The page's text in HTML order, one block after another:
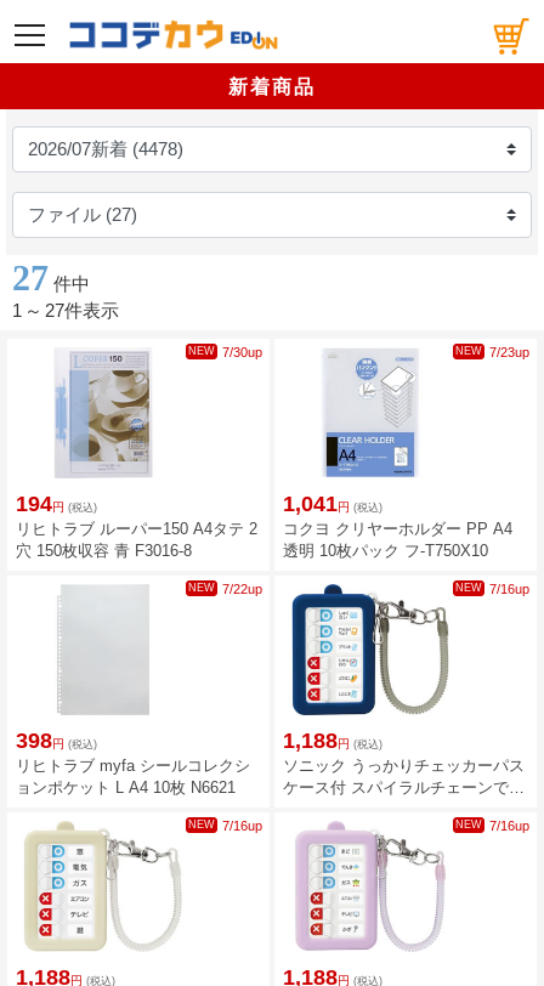
メニュー
新着商品
27 件中
1 ～ 27件表示
NEW 7/30up
194円 (税込)
リヒトラブ ルーパー150 A4タテ 2
穴 150枚収容 青 F3016-8
NEW 7/23up
1,041円 (税込)
コクヨ クリヤーホルダー PP A4
透明 10枚パック フ-T750X10
NEW 7/22up
398円 (税込)
リヒトラブ myfa シールコレクシ
ョンポケット L A4 10枚 N6621
NEW 7/16up
1,188円 (税込)
ソニック うっかりチェッカーパス
ケース付 スパイラルチェーンで落
NEW 7/16up
1,188円 (税込)
NEW 7/16up
1,188円 (税込)